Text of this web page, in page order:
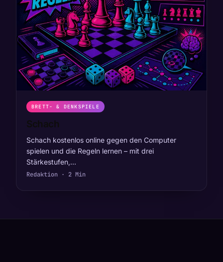
BRETT- & DENKSPIELE
Schach
Schach kostenlos online gegen den Computer
spielen und die Regeln lernen – mit drei
Stärkestufen,…
Redaktion · 2 Min